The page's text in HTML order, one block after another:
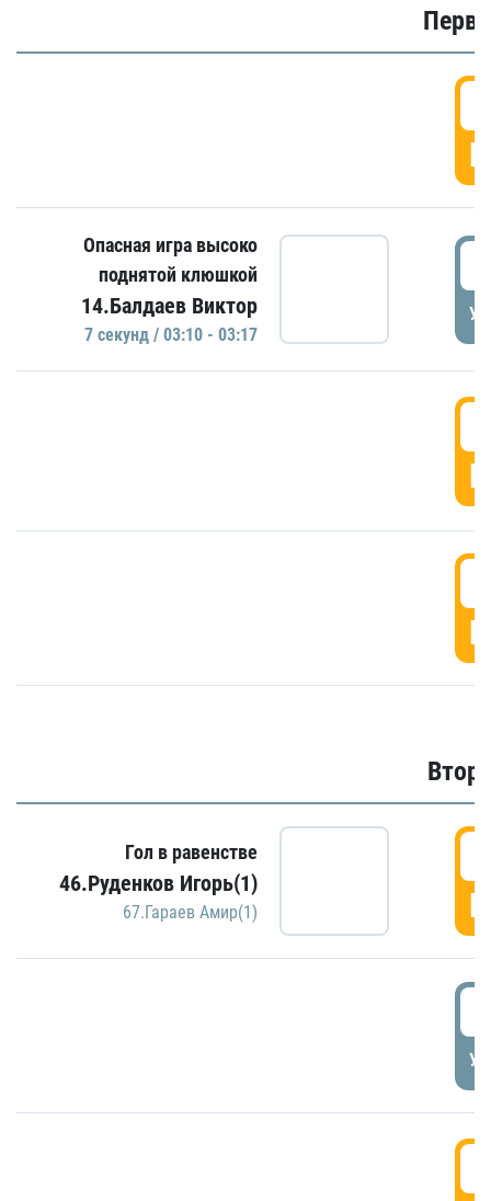
Опасная игра высоко
поднятой клюшкой
14.Балдаев Виктор
7 секунд / 03:10 - 03:17
Гол в равенстве
46.Руденков Игорь(1)
67.Гараев Амир(1)